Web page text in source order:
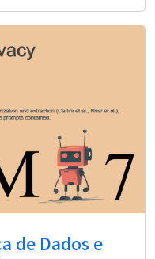
de Dados e